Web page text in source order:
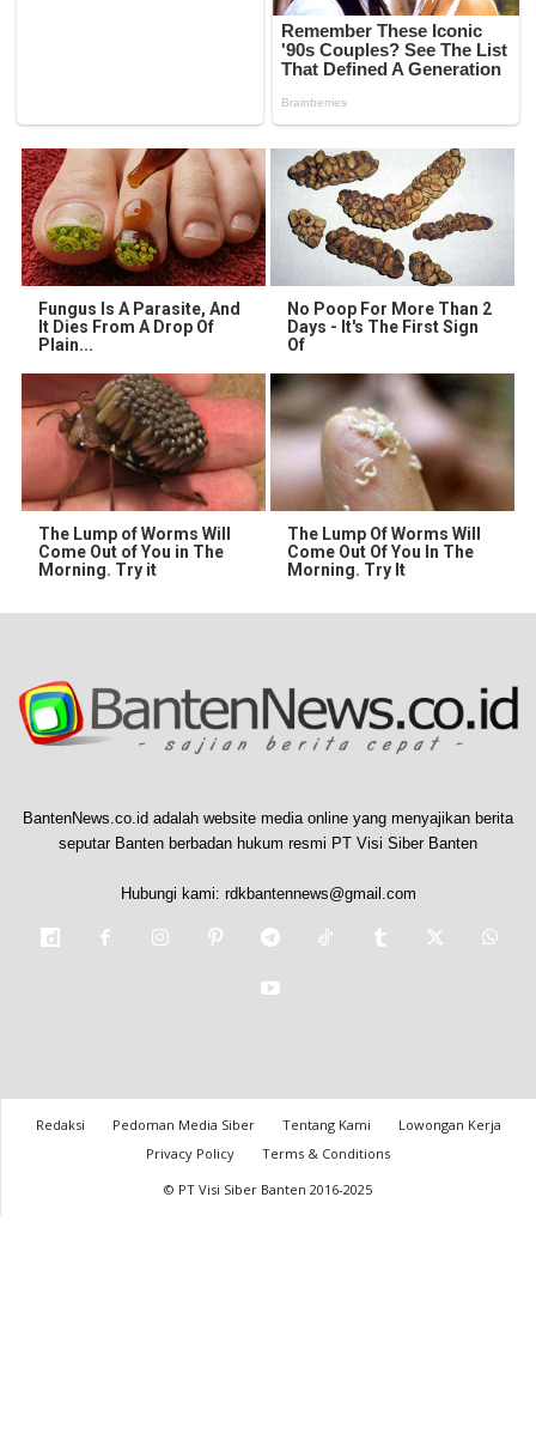
Fungus Is A Parasite, And
It Dies From A Drop Of
Plain...
No Poop For More Than 2
Days - It's The First Sign
Of
The Lump of Worms Will
Come Out of You in The
Morning. Try it
The Lump Of Worms Will
Come Out Of You In The
Morning. Try It
BantenNews.co.id adalah website media online yang menyajikan berita
seputar Banten berbadan hukum resmi PT Visi Siber Banten
Hubungi kami: rdkbantennews@gmail.com
Redaksi Pedoman Media Siber Tentang Kami
Lowongan Kerja
Privacy Policy
Terms & Conditions
© PT Visi Siber Banten 2016-2025